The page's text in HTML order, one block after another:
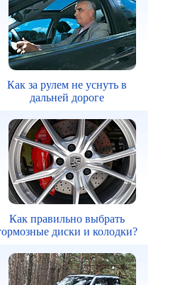
Как за рулем не уснуть в
дальней дороге
Как правильно выбрать
диски и колодки?